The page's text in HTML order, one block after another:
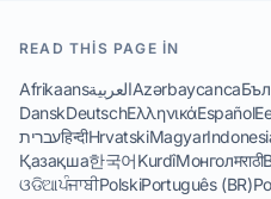
READ THIS PAGE IN
AfrikaansالعربيةAzərbaycanca
DanskDeutschΕλληνικάEspañol
עבריתहिन्दीHrvatskiMagyar
Қазақша한국어KurdîМонголमराठी
ଓଡିଆਪੰਜਾਬੀPolskiPortuguês (BR)